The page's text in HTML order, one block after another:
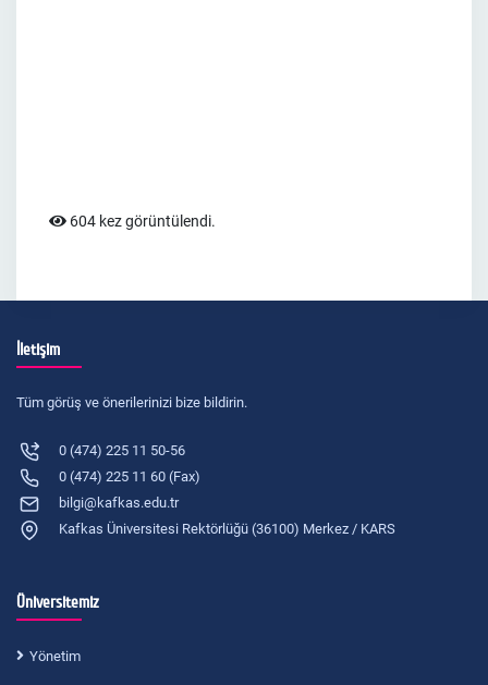
604 kez görüntülendi.
İletişim
Tüm görüş ve önerilerinizi bize bildirin.
0 (474) 225 11 50-56
0 (474) 225 11 60 (Fax)
bilgi@kafkas.edu.tr
Kafkas Üniversitesi Rektörlüğü (36100) Merkez / KARS
Üniversitemiz
Yönetim